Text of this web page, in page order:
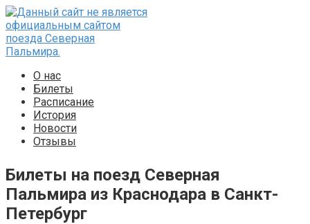
Перейти
к
контенту
О нас
Билеты
Расписание
История
Новости
Отзывы
Билеты на поезд Северная
Пальмира из Краснодара в Санкт-
Петербург